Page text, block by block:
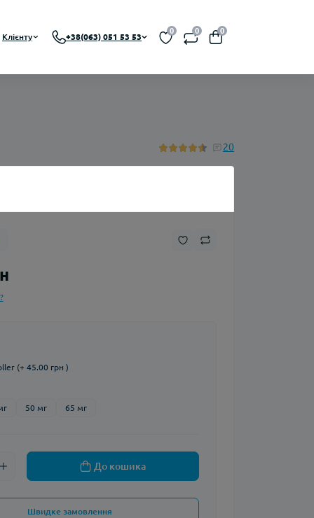
Клієнту +38(063) 051 53 53
0 0 0
20
(+ 45.00 грн )
50 мг 65 мг
До кошика
Швидке замовлення